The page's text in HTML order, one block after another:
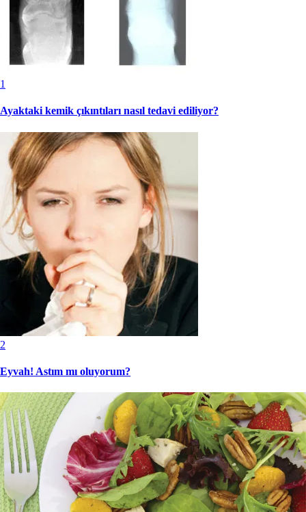
1
Ayaktaki kemik çıkıntıları nasıl tedavi ediliyor?
2
Eyvah! Astım mı oluyorum?